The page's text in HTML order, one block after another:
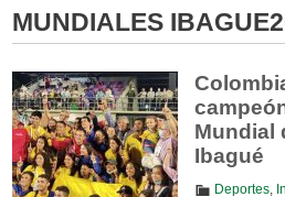
MUNDIALES
Mundial
Ibagué
Deportes,